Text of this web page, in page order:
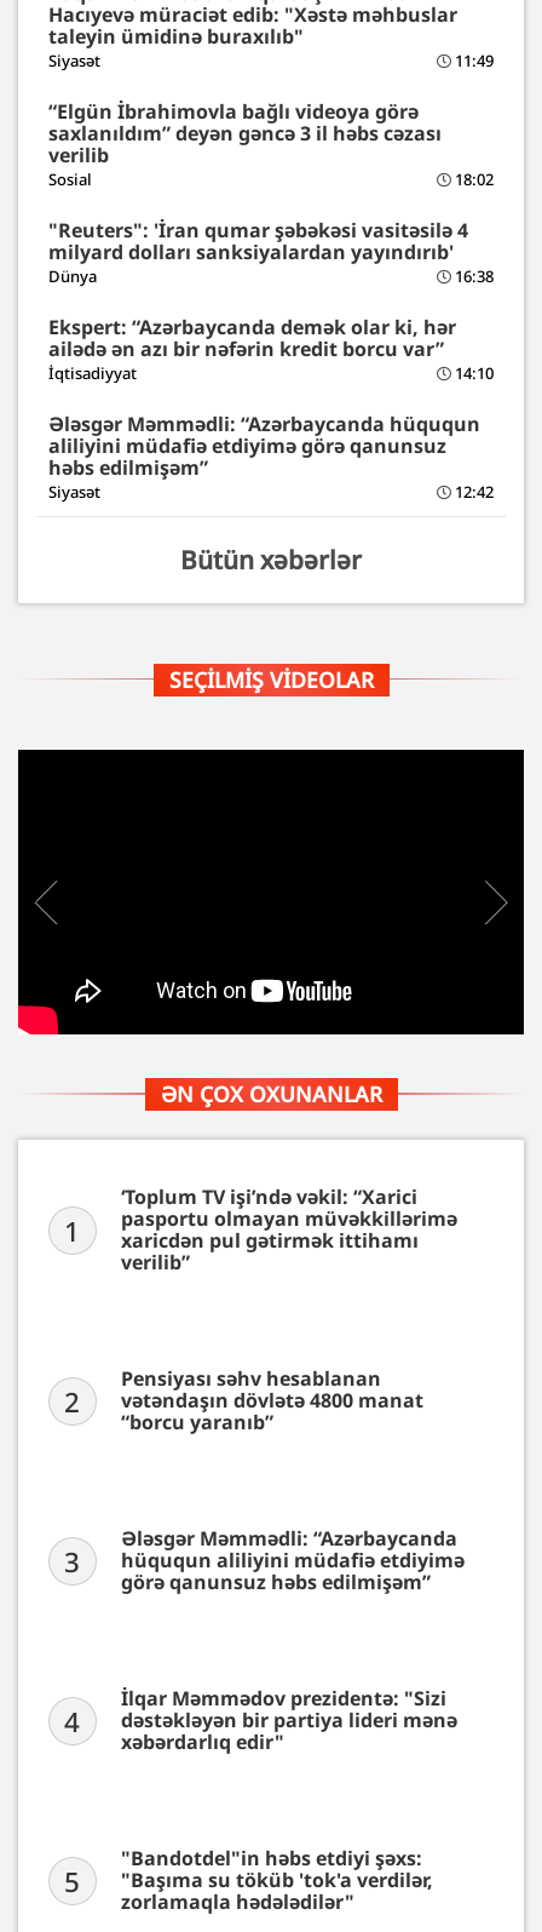
Hacıyevə müraciət edib: "Xəstə məhbuslar
taleyin ümidinə buraxılıb"
Siyasət 11:49
“Elgün İbrahimovla bağlı videoya görə
saxlanıldım” deyən gəncə 3 il həbs cəzası
verilib
Sosial 18:02
"Reuters": 'İran qumar şəbəkəsi vasitəsilə 4
milyard dolları sanksiyalardan yayındırıb'
Dünya 16:38
Ekspert: “Azərbaycanda demək olar ki, hər
ailədə ən azı bir nəfərin kredit borcu var”
İqtisadiyyat 14:10
Ələsgər Məmmədli: “Azərbaycanda hüququn
aliliyini müdafiə etdiyimə görə qanunsuz
həbs edilmişəm”
Siyasət 12:42
Bütün xəbərlər
SEÇILMIŞ VIDEOLAR
ƏN ÇOX OXUNANLAR
1
‘Toplum TV işi’ndə vəkil: “Xarici
pasportu olmayan müvəkkillərimə
xaricdən pul gətirmək ittihamı
verilib”
2
Pensiyası səhv hesablanan
vətəndaşın dövlətə 4800 manat
“borcu yaranıb”
3
Ələsgər Məmmədli: “Azərbaycanda
hüququn aliliyini müdafiə etdiyimə
görə qanunsuz həbs edilmişəm”
4
İlqar Məmmədov prezidentə: "Sizi
dəstəkləyən bir partiya lideri mənə
xəbərdarlıq edir"
5
"Bandotdel"in həbs etdiyi şəxs:
"Başıma su töküb 'tok'a verdilər,
zorlamaqla hədələdilər"